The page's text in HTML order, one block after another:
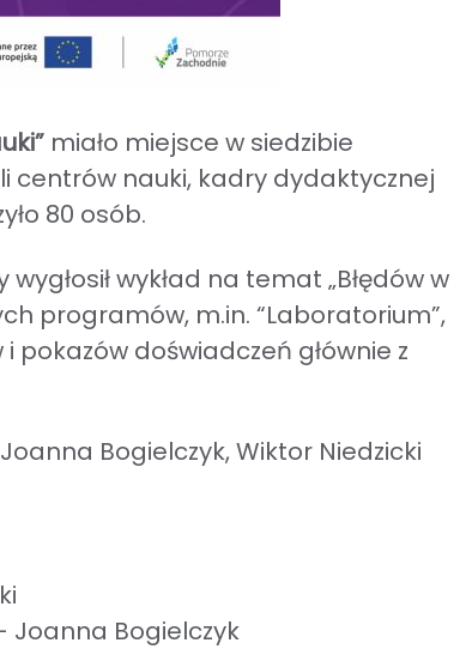
miało miejsce w siedzibie
centrów nauki, kadry dydaktycznej
80 osób.
wykład na temat „Błędów w
programów, m.in. “Laboratorium”,
pokazów doświadczeń głównie z
Bogielczyk, Wiktor Niedzicki
Joanna Bogielczyk